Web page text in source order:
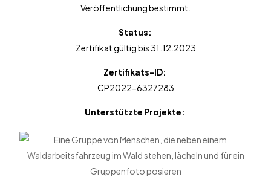
Veröffentlichung bestimmt.
Status:
Zertifikat gültig bis 31.12.2023
Zertifikats-ID:
CP2022-6327283
Unterstützte Projekte: